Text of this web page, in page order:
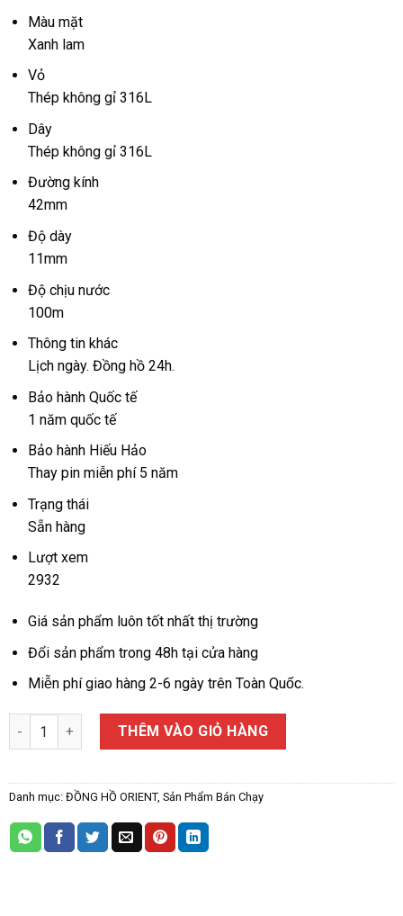
Màu mặt
Xanh lam
Vỏ
Thép không gỉ 316L
Dây
Thép không gỉ 316L
Đường kính
42mm
Độ dày
11mm
Độ chịu nước
100m
Thông tin khác
Lịch ngày. Đồng hồ 24h.
Bảo hành Quốc tế
1 năm quốc tế
Bảo hành Hiếu Hảo
Thay pin miễn phí 5 năm
Trạng thái
Sẵn hàng
Lượt xem
2932
Giá sản phẩm luôn tốt nhất thị trường
Đổi sản phẩm trong 48h tại cửa hàng
Miễn phí giao hàng 2-6 ngày trên Toàn Quốc.
ĐỒNG HỒ NAM ORIENT RA-KV0002L10B số lượng
THÊM VÀO GIỎ HÀNG
Danh mục: ĐỒNG HỒ ORIENT, Sản Phẩm Bán Chạy